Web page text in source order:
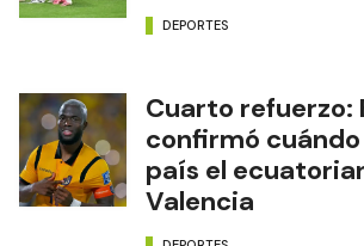
DEPORTES
Cuarto refuerzo:
confirmó cuándo
país el
Valencia